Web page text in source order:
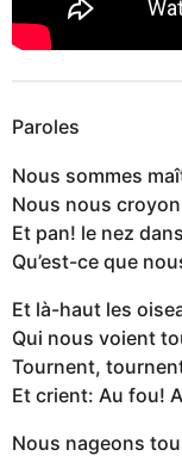
Paroles
Nous sommes
Nous nous
Et pan! le nez
Qu’est-ce que
Et là-haut les
Qui nous voient
Tournent,
Et crient: Au fou!
Nous nageons